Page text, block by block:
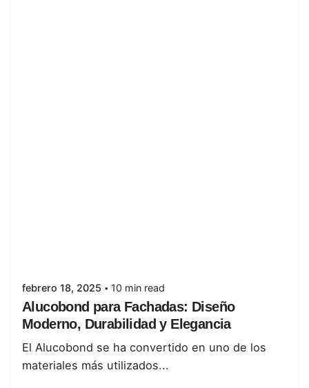
febrero 18, 2025 10 min read
Alucobond para Fachadas: Diseño
Moderno, Durabilidad y Elegancia
El Alucobond se ha convertido en uno de los
materiales más utilizados...